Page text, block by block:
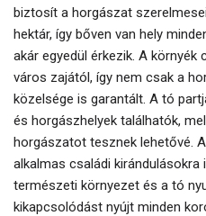
biztosít a horgászat
hektár, így bőven van hely
akár egyedül érkezik. A
város zajától, így nem csak a
közelsége is garantált. A tó
és horgászhelyek találhatók,
horgászatot tesznek lehetővé.
alkalmas családi kirándulásokra
természeti környezet és a tó
kikapcsolódást nyújt minden